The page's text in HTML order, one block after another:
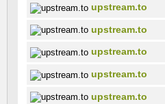
upstream.to
upstream.to
upstream.to
upstream.to
upstream.to